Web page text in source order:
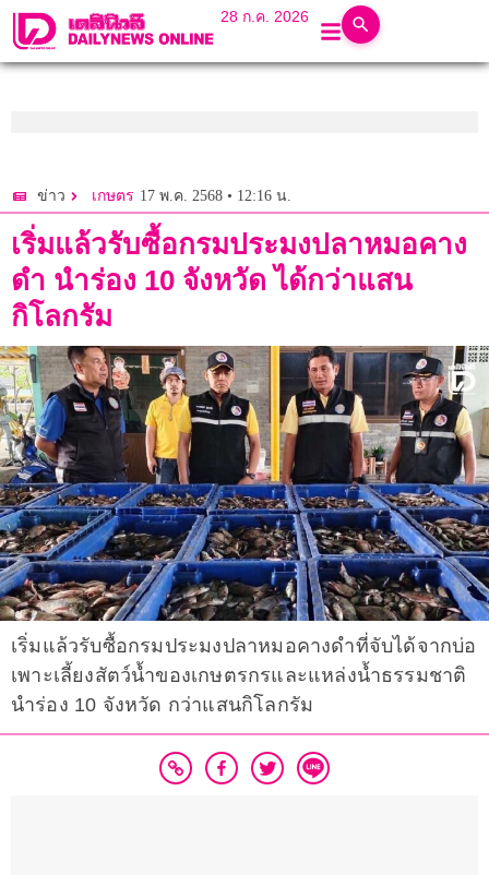
28 ก.ค. 2026
ข่าว เกษตร 17 พ.ค. 2568 • 12:16 น.
เริ่มแล้วรับซื้อกรมประมงปลาหมอคาง
ดำ นำร่อง 10 จังหวัด ได้กว่าแสน
กิโลกรัม
เริ่มแล้วรับซื้อกรมประมงปลาหมอคางดำที่จับได้จากบ่อ
เพาะเลี้ยงสัตว์น้ำของเกษตรกรและแหล่งน้ำธรรมชาติ
นำร่อง 10 จังหวัด กว่าแสนกิโลกรัม